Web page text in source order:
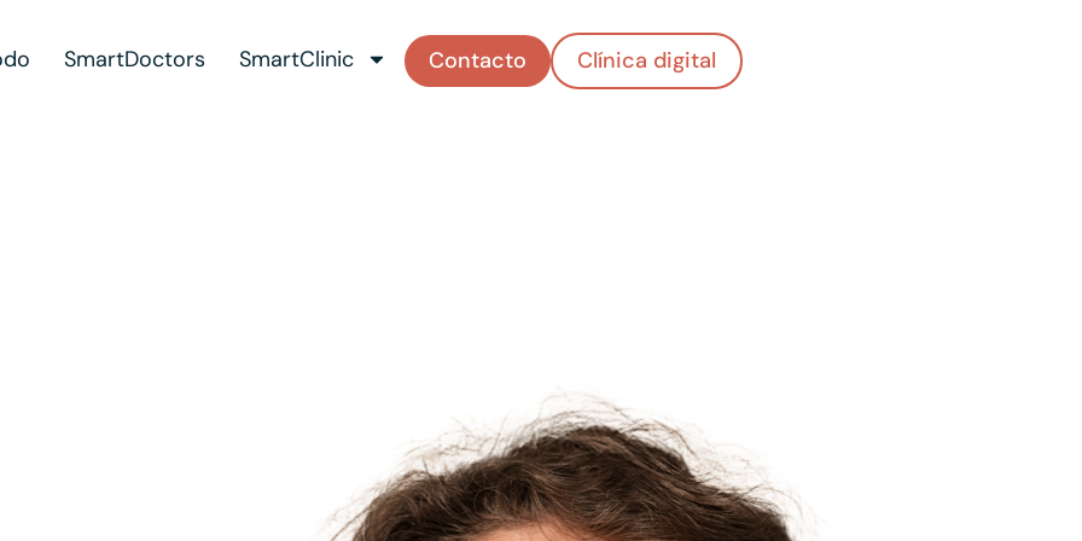
SmartDoctors SmartClinic Contacto Clínica digital